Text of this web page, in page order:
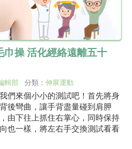
巾操 活化經絡遠離五十
輯部 分類： 伸展運動
們來個小小的測試吧！首先將身
後彎曲，讓手背盡量碰到肩胛
由下往上抓住右掌心，同時保持
也一樣，將左右手交換測試看看